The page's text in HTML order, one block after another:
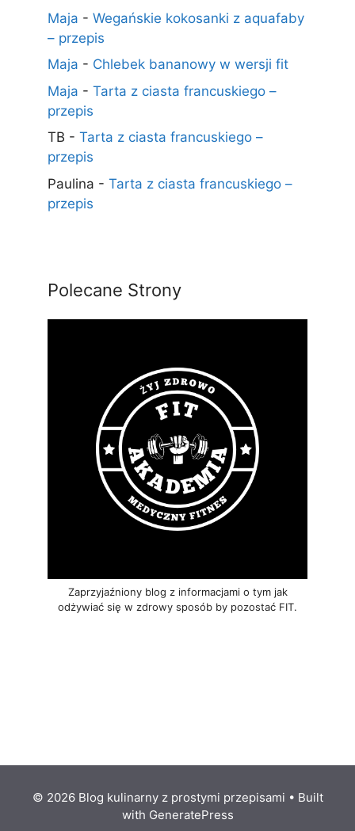
Maja - Wegańskie kokosanki z aquafaby
– przepis
Maja - Chlebek bananowy w wersji fit
Maja - Tarta z ciasta francuskiego –
przepis
TB - Tarta z ciasta francuskiego –
przepis
Paulina - Tarta z ciasta francuskiego –
przepis
Polecane Strony
Zaprzyjaźniony blog z informacjami o tym jak
odżywiać się w zdrowy sposób by pozostać FIT.
© 2026 Blog kulinarny z prostymi przepisami • Built
with GeneratePress